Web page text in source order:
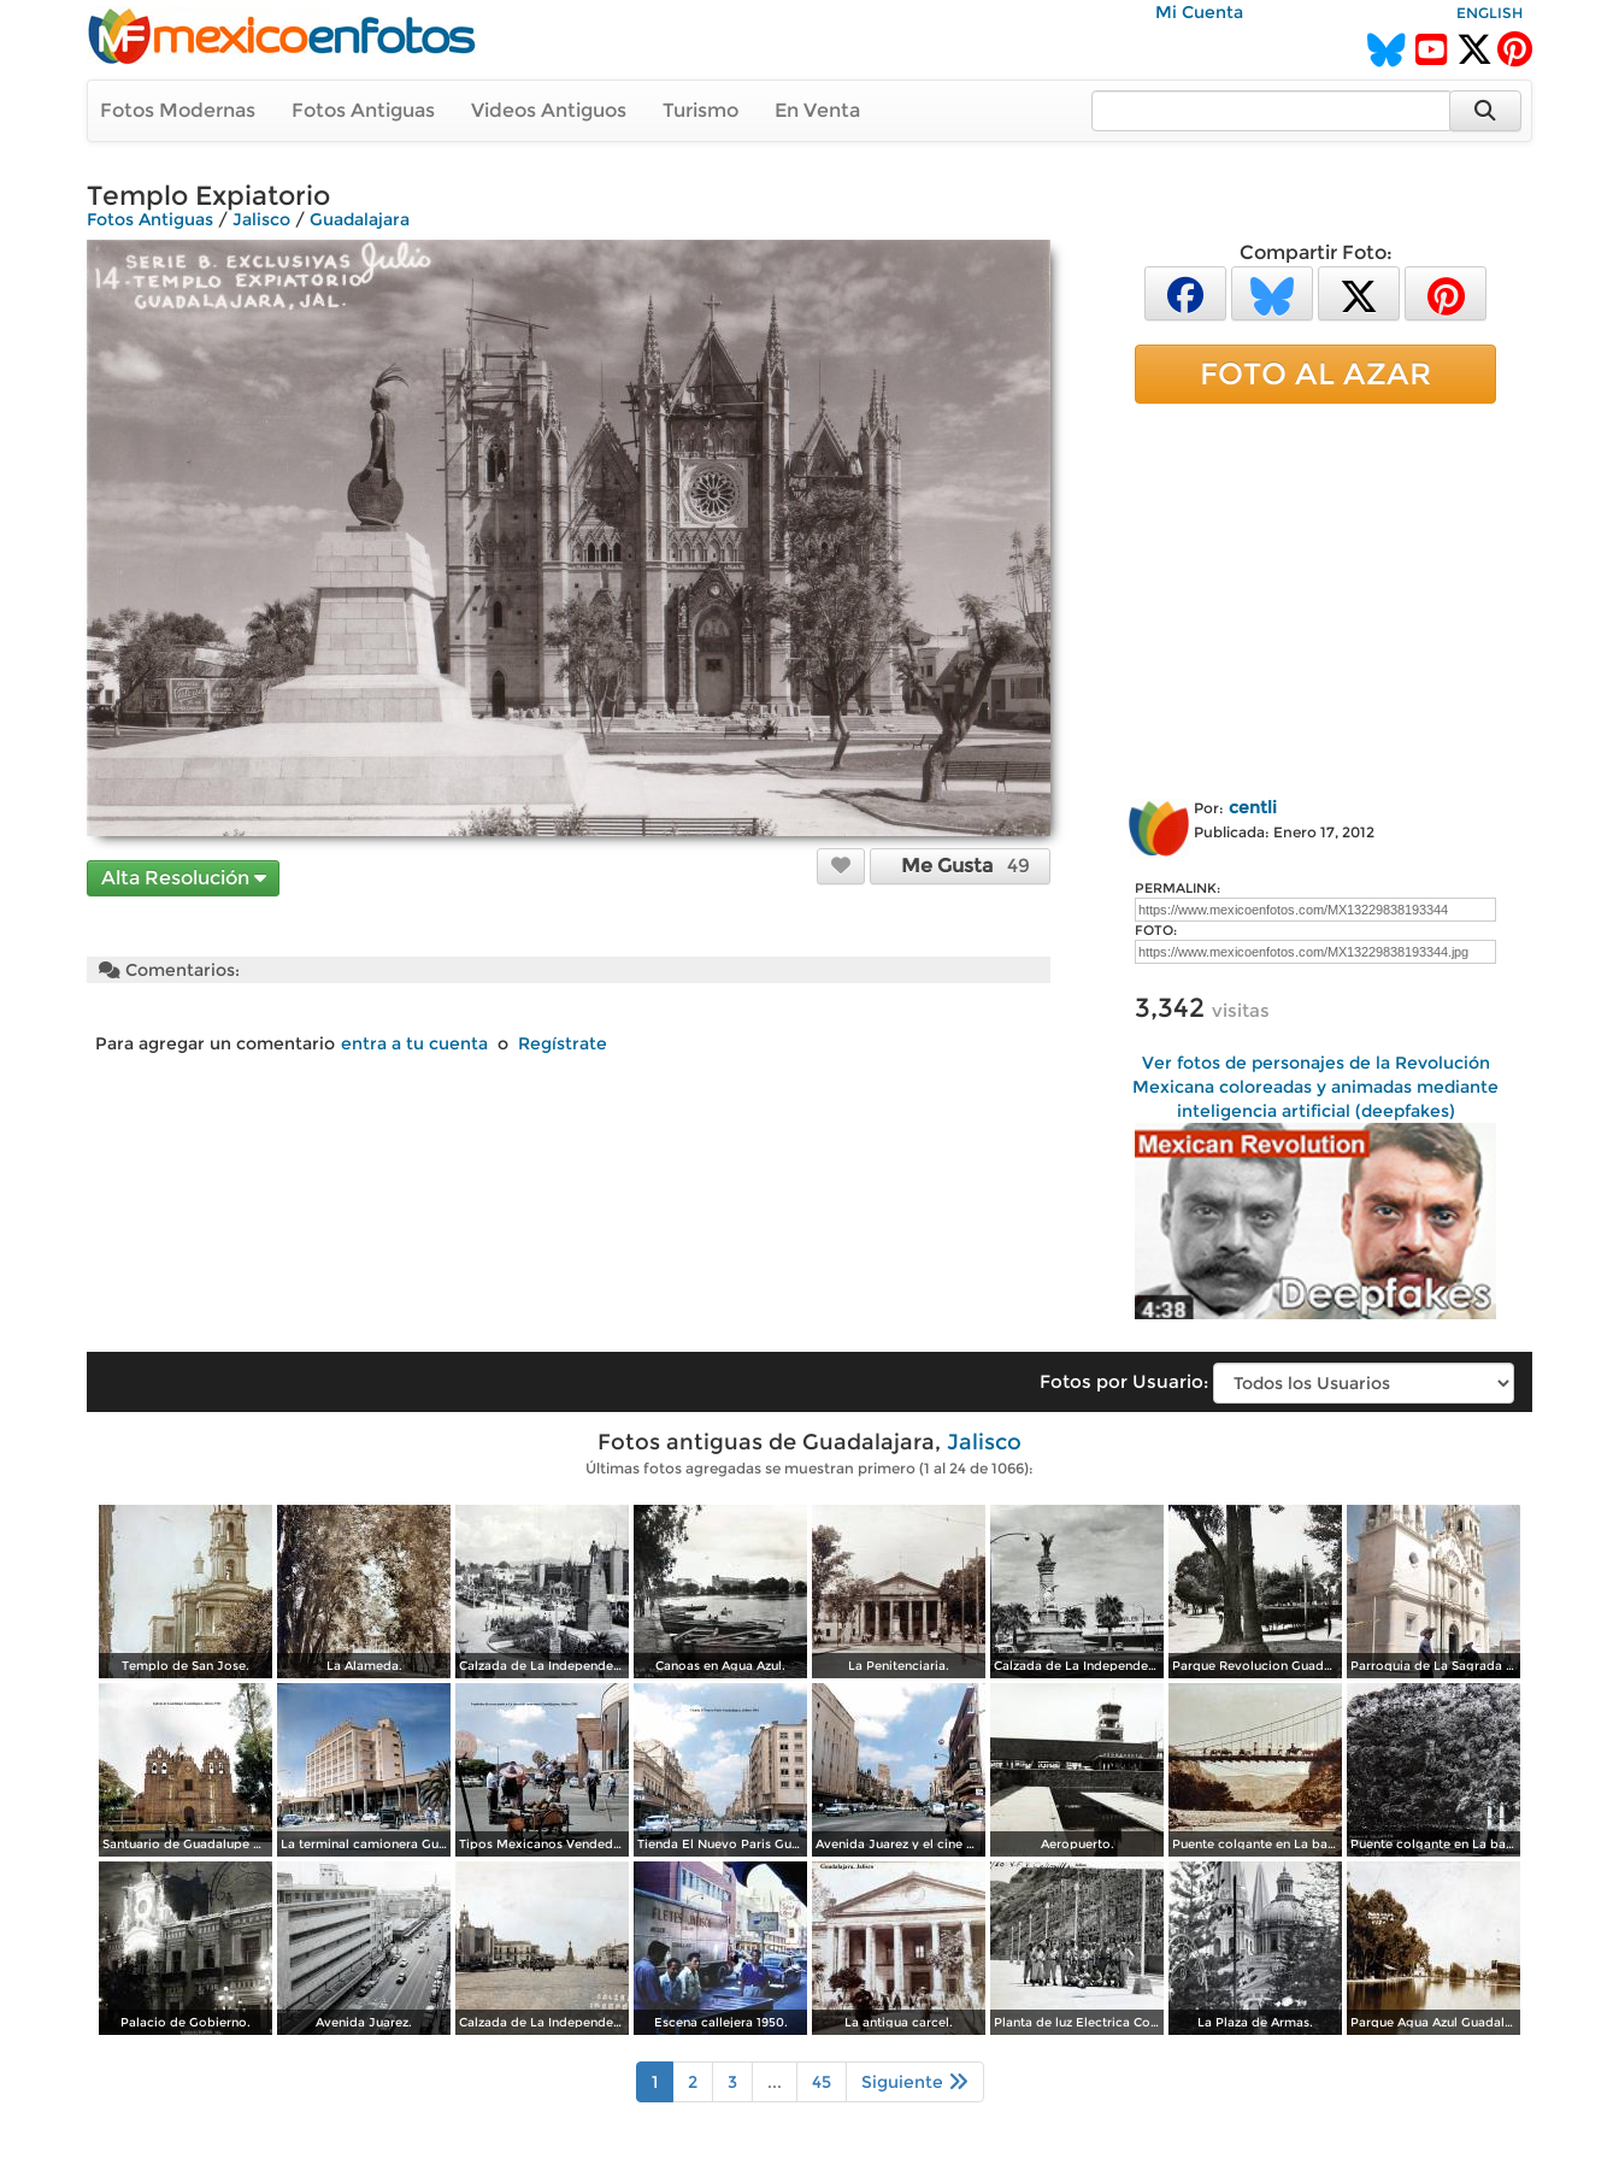
Mi Cuenta ENGLISH
Fotos Modernas Fotos Antiguas Videos Antiguos Turismo En Venta
Templo Expiatorio
Fotos Antiguas / Jalisco / Guadalajara
Alta Resolución
Me Gusta 49
Comentarios:
Para agregar un comentario entra a tu cuenta o Regístrate
Compartir Foto:
FOTO AL AZAR
Por: centli
Publicada: Enero 17, 2012
PERMALINK:
FOTO:
3,342 visitas
Ver fotos de personajes de la Revolución
Mexicana coloreadas y animadas mediante
inteligencia artificial (deepfakes)
Fotos por Usuario:
Fotos antiguas de Guadalajara, Jalisco
Últimas fotos agregadas se muestran primero (1 al 24 de 1066):
Templo de San Jose. La Alameda. Calzada de La Independencia y Mto. a Juarez Guadalajara, Jalisco. ( Circulada el 5 de Septiembre de 1929 ). Canoas en Agua Azul. La Penitenciaria. Calzada de La Independencia Guadalajara, Jalisco. Parque Revolucion Guadalajara, Jalisco. Parroquia de La Sagrada familia Guadalajara, Jalisco 1961.
Santuario de Guadalupe Guadalajara, Jalisco 1961. La terminal camionera Guadalajara, Jalisco 1961 Tipos Mexicanos Vendedor de cocos junto a La terminal camionera Guadalajara, Jalisco 1961 Tienda El Nuevo Paris Guadalajara, Jalisco 1961 Avenida Juarez y el cine Variedades Guadalajara, Jalisco 1961 Aeropuerto. Puente colgante en La barranca de Oblatos. Puente colgante en La barranca de Oblatos.
Palacio de Gobierno. Avenida Juarez. Calzada de La Independencia Guadalajara, Jalisco. ( Circulada el 10 de Febrero de 1931 ). Escena callejera 1950. La antigua carcel. Planta de luz Electrica Colimilla. ( Fechada el 1 de Octubre de 1950 ). La Plaza de Armas. Parque Agua Azul Guadalajara, Jalisco.
1 2 3 ... 45 Siguiente